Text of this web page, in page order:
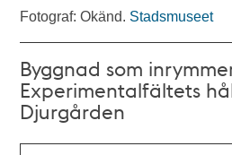
Fotograf: Okänd. Stadsmuseet
Byggnad som
Experimentalfältets
Djurgården